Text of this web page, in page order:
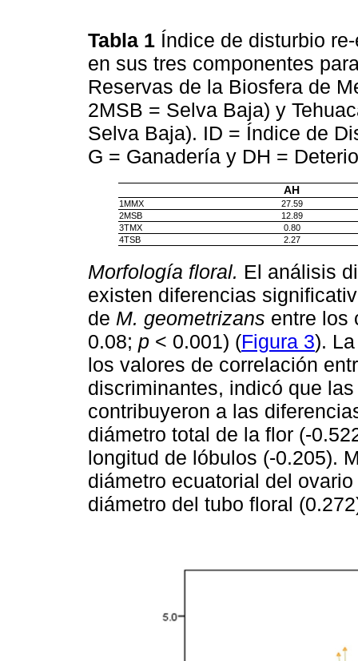
Tabla 1 Índice de disturbio
en sus tres componentes
Reservas de la Biosfera de
2MSB = Selva Baja) y
Selva Baja). ID = Índice de
G = Ganadería y DH =
AH
1MMX
27.59
2MSB
12.89
3TMX
0.80
4TSB
2.27
Morfología floral. El análisis
existen diferencias
de M. geometrizans entre los
0.08; p < 0.001) (Figura 3).
los valores de correlación
discriminantes, indicó que
contribuyeron a las
diámetro total de la flor (-
longitud de lóbulos (-0.205).
diámetro ecuatorial del
diámetro del tubo floral